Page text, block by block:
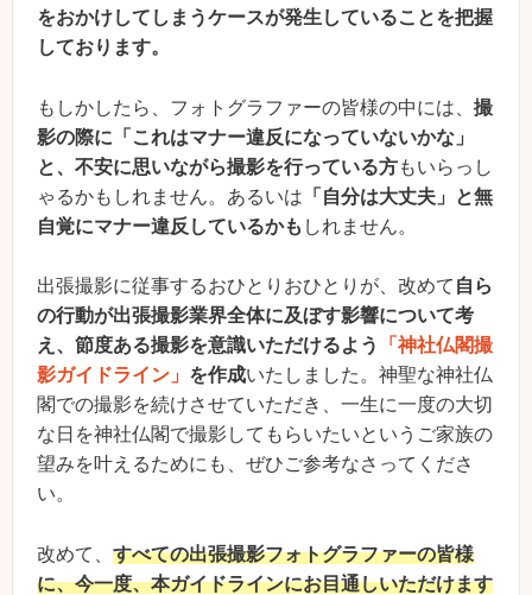
をおかけしてしまうケースが発生していることを把握
しております。
もしかしたら、フォトグラファーの皆様の中には、 撮
影の際に「これはマナー違反になっていないかな」
と、不安に思いながら撮影を行っている方もいらっし
ゃるかもしれません。あるいは 「自分は大丈夫」と無
自覚にマナー違反しているかも しれません。
出張撮影に従事するおひとりおひとりが、改めて 自ら
の行動が出張撮影業界全体に及ぼす影響について考
え、節度ある撮影を意識いただけるよう
「神社仏閣撮
影ガイドライン」 を作成いたしました。神聖な神社仏
閣での撮影を続けさせていただき、一生に一度の大切
な日を神社仏閣で撮影してもらいたいというご家族の
望みを叶えるためにも、ぜひご参考なさってくださ
い。
改めて、 すべての出張撮影フォトグラファーの皆様
に、今一度、本ガイドラインにお目通しいただけます